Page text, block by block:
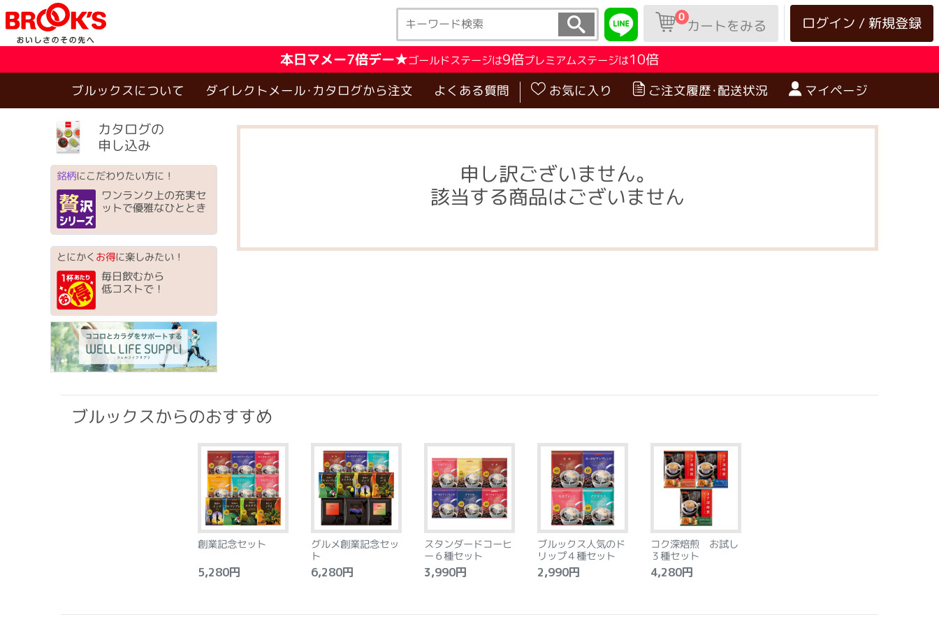
ログイン / 新規登録
0カートをみる
本日マメー7倍デー★ゴールドステージは9倍プレミアムステージは10倍
ブルックスについて ダイレクトメール･カタログから注文 よくある質問 お気に入り ご注文履歴･配送状況 マイページ
カタログの
申し込み
銘柄にこだわりたい方に！
ワンランク上の充実セ
ットで優雅なひととき
とにかく お得に楽しみたい！
毎日飲むから
低コストで！
申し訳ございません。
該当する商品はございません
ブルックスからのおすすめ
創業記念セット
5,280円
グルメ創業記念セッ
ト
6,280円
スタンダードコーヒ
ー６種セット
3,990円
ブルックス人気のド
リップ４種セット
2,990円
コク深焙煎 お試し
３種セット
4,280円